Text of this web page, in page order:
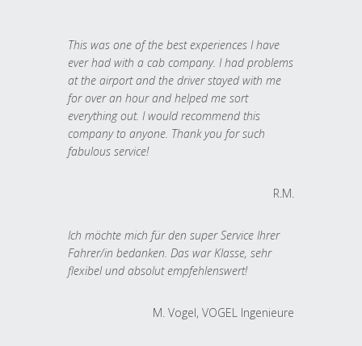
This was one of the best experiences I have
ever had with a cab company. I had problems
at the airport and the driver stayed with me
for over an hour and helped me sort
everything out. I would recommend this
company to anyone. Thank you for such
fabulous service!
R.M.
Ich möchte mich für den super Service Ihrer
Fahrer/in bedanken. Das war Klasse, sehr
flexibel und absolut empfehlenswert!
M. Vogel, VOGEL Ingenieure